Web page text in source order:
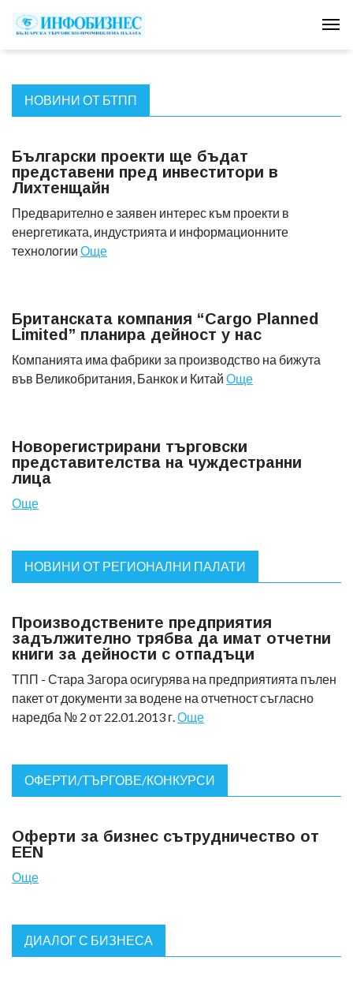
НОВИНИ ОТ БТПП
Български проекти ще бъдат
представени пред инвеститори в
Лихтенщайн
Предварително е заявен интерес към проекти в
енергетиката, индустрията и информационните
технологии Още
Британската компания “Cargo Planned
Limited” планира дейност у нас
Компанията има фабрики за производство на бижута
във Великобритания, Банкок и Китай Още
Новорегистрирани търговски
представителства на чуждестранни
лица
Още
НОВИНИ ОТ РЕГИОНАЛНИ ПАЛАТИ
Производствените предприятия
задължително трябва да имат отчетни
книги за дейности с отпадъци
ТПП - Стара Загора осигурява на предприятията пълен
пакет от документи за водене на отчетност съгласно
наредба № 2 от 22.01.2013 г.Още
ОФЕРТИ/ТЪРГОВЕ/КОНКУРСИ
Оферти за бизнес сътрудничество от
EEN
Още
ДИАЛОГ С БИЗНЕСА